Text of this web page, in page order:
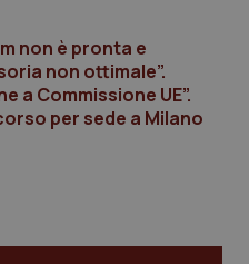
non è pronta e
non ottimale”.
a Commissione UE”.
per sede a Milano